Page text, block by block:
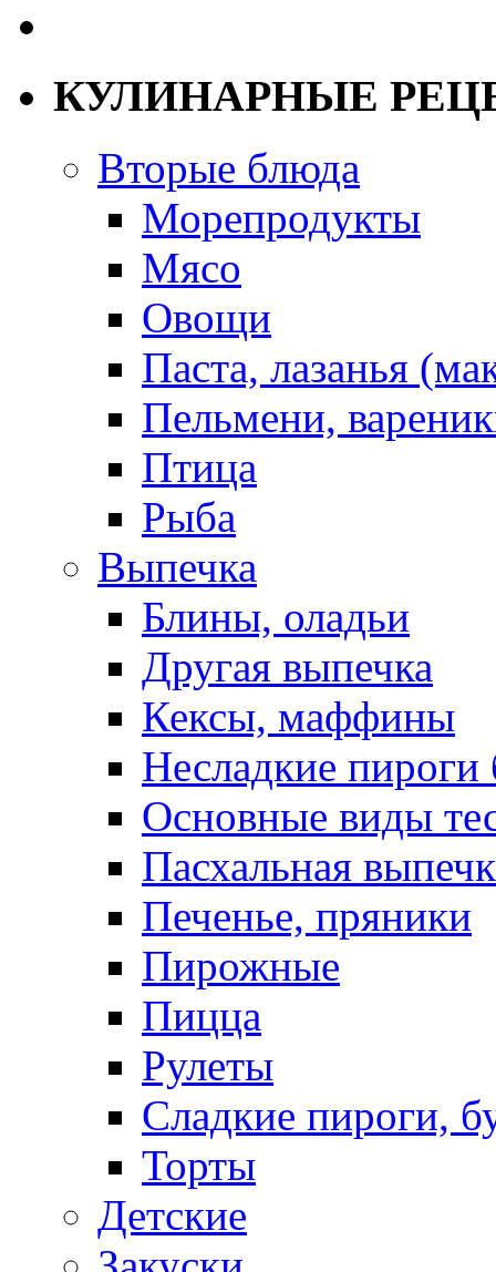
КУЛИНАРНЫЕ
Вторые блюда
Морепродукты
Мясо
Овощи
Паста, лазанья
Пельмени,
Птица
Рыба
Выпечка
Блины, оладьи
Другая выпечка
Кексы, маффины
Несладкие пироги
Основные виды
Пасхальная
Печенье, пряники
Пирожные
Пицца
Рулеты
Сладкие пироги,
Торты
Детские